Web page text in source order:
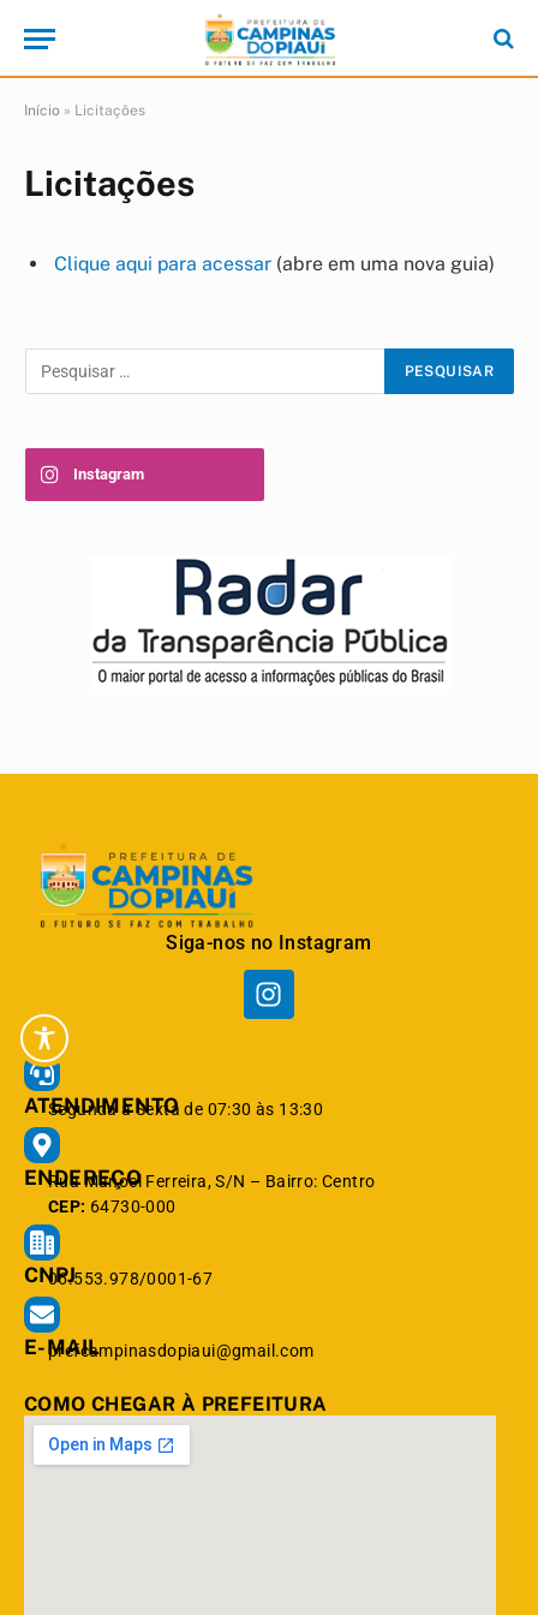
Início » Licitações
Licitações
Clique aqui para acessar (abre em uma nova guia)
Instagram
Siga-nos no Instagram
ATENDIMENTO
Segunda à Sexta de 07:30 às 13:30
ENDEREÇO
Rua Manoel Ferreira, S/N – Bairro: Centro
CEP: 64730-000
CNPJ06.553.978/0001-67
E-MAIL
prefcampinasdopiaui@gmail.com
COMO CHEGAR À PREFEITURA